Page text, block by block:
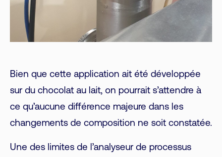
Bien que cette application ait été développée
sur du chocolat au lait, on pourrait s’attendre à
ce qu’aucune différence majeure dans les
changements de composition ne soit constatée.
Une des limites de l’analyseur de processus